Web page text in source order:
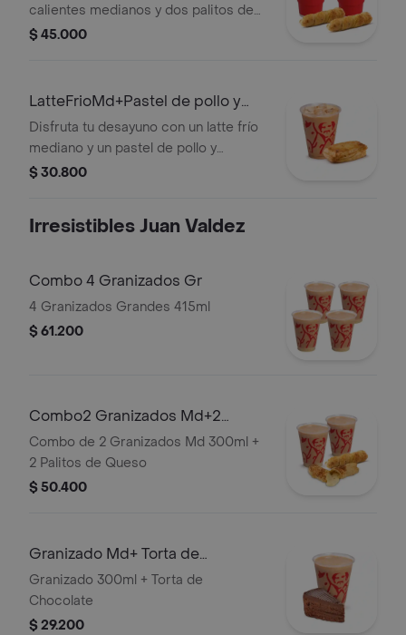
calientes medianos y dos palitos de
queso.
$ 45.000
LatteFrioMd+Pastel de pollo y
champi
Disfruta tu desayuno con un latte frío
mediano y un pastel de pollo y
champiñones.
$ 30.800
Irresistibles Juan Valdez
Combo 4 Granizados Gr
4 Granizados Grandes 415ml
$ 61.200
Combo2 Granizados Md+2
Palitosde Queso
Combo de 2 Granizados Md 300ml +
2 Palitos de Queso
$ 50.400
Granizado Md+ Torta de
Chocolate
Granizado 300ml + Torta de
Chocolate
$ 29.200